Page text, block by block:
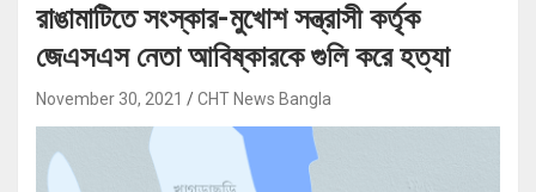
রাঙামাটিতে সংস্কার-মুখোশ সন্ত্রাসী কর্তৃক
জেএসএস নেতা আবিষ্কারকে গুলি করে হত্যা
November 30, 2021 CHT News Bangla